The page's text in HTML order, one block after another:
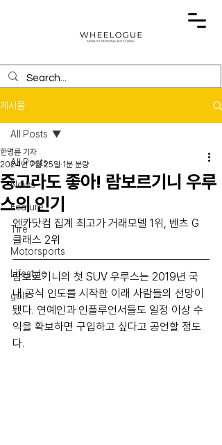
게시물
All Posts
News
Feature
Tire
Motorsports
Lifestyle
golf
All Posts
중고라도 좋아! 람보르기니 우루
스의 인기
한명륜 기자
2024년 7월 25일 1분 분량
엔카닷컴 집계 최고가 거래모델 1위, 벤츠 G
클래스 2위
람보르기니의 첫 SUV 우루스는 2019년 국
내 공식 인도를 시작한 이래 사람들의 선망이
됐다. 연예인과 인플루언서들도 일정 이상 수
익을 확보하면 구입하고 싶다고 공언할 정도
다.